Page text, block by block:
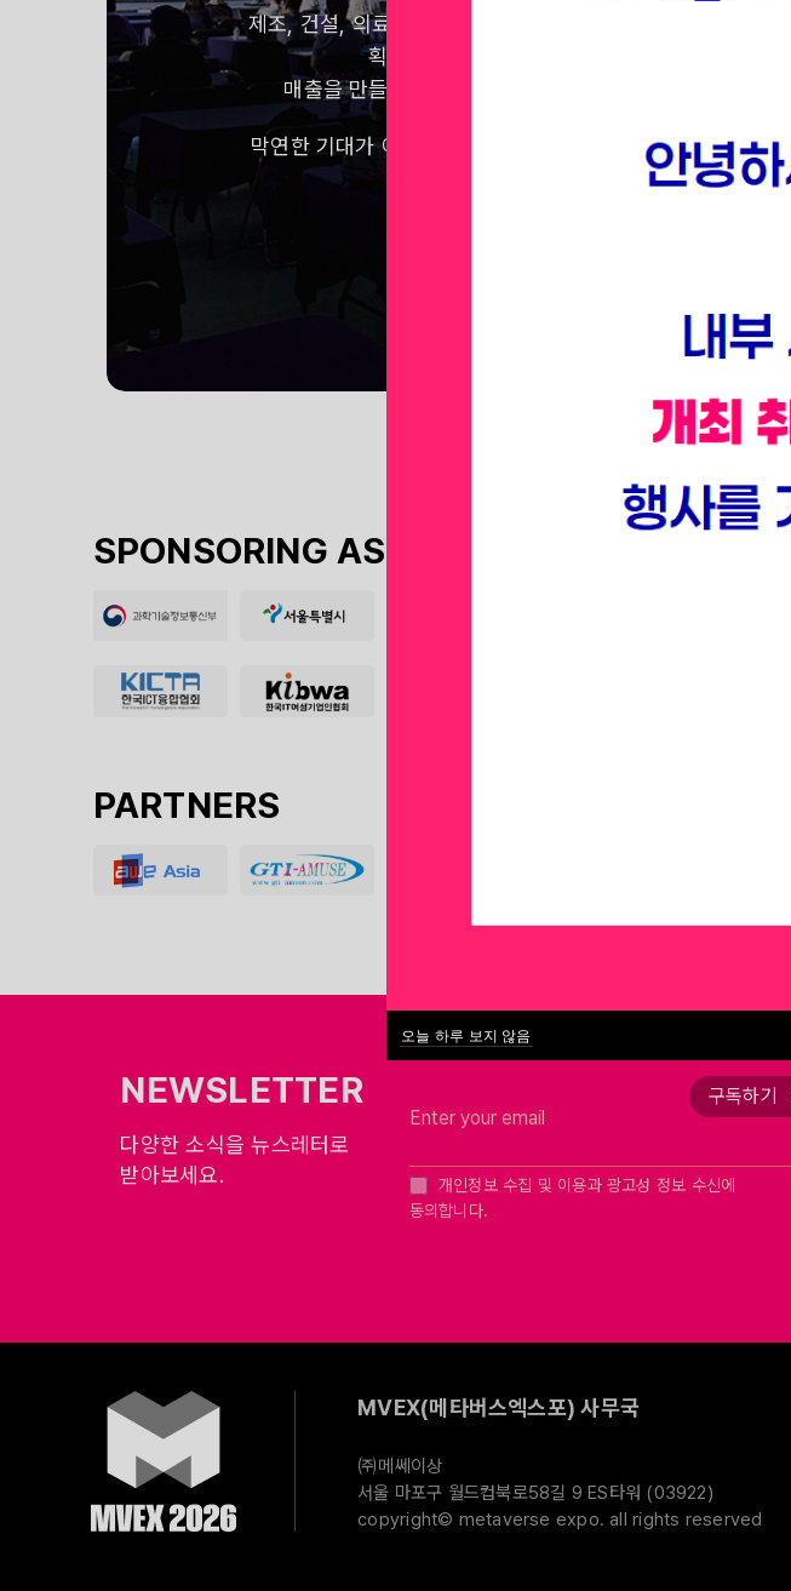
제조, 건설, 의료, 교육, 국방 등 산업 별 비용은
획기적으로 줄이고,
매출을 만들어내는 VR, 메타버스 기술.
막연한 기대가 아닌 어떠한 사례가 성공했는지
SPONSORING ASSOCIATIONS (2025)
PARTNERS
NEWSLETTER
다양한 소식을 뉴스레터로
받아보세요.
구독하기
개인정보 수집 및 이용과 광고성 정보 수신에
동의합니다.
MVEX(메타버스엑스포) 사무국
㈜메쎄이상
서울 마포구 월드컵북로58길 9 ES타워 (03922)
copyright© metaverse expo. all rights reserved
오늘 하루 보지 않음